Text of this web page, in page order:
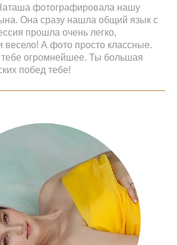
фотографировала нашу
Она сразу нашла общий язык с
прошла очень легко,
весело! А фото просто классные.
огромнейшее. Ты большая
побед тебе!